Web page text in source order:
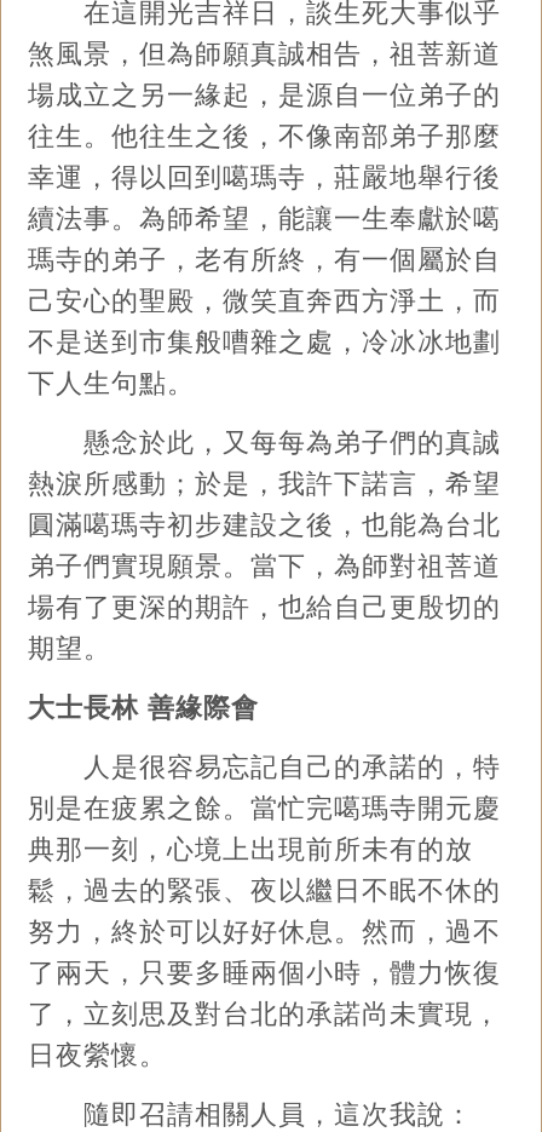
在這開光吉祥日，談生死大事似乎
煞風景，但為師願真誠相告，祖菩新道
場成立之另一緣起，是源自一位弟子的
往生。他往生之後，不像南部弟子那麼
幸運，得以回到噶瑪寺，莊嚴地舉行後
續法事。為師希望，能讓一生奉獻於噶
瑪寺的弟子，老有所終，有一個屬於自
己安心的聖殿，微笑直奔西方淨土，而
不是送到市集般嘈雜之處，冷冰冰地劃
下人生句點。
懸念於此，又每每為弟子們的真誠
熱淚所感動；於是，我許下諾言，希望
圓滿噶瑪寺初步建設之後，也能為台北
弟子們實現願景。當下，為師對祖菩道
場有了更深的期許，也給自己更殷切的
期望。
大士長林 善緣際會
人是很容易忘記自己的承諾的，特
別是在疲累之餘。當忙完噶瑪寺開元慶
典那一刻，心境上出現前所未有的放
鬆，過去的緊張、夜以繼日不眠不休的
努力，終於可以好好休息。然而，過不
了兩天，只要多睡兩個小時，體力恢復
了，立刻思及對台北的承諾尚未實現，
日夜縈懷。
隨即召請相關人員，這次我說：